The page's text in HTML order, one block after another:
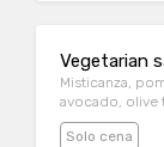
Vegetarian
Misticanza,
avocado, olive
Solo cena